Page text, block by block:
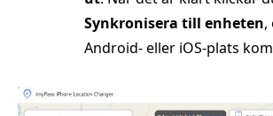
Synkronisera till enheten,
Android- eller iOS-plats